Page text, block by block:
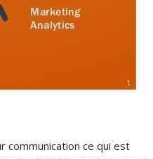
communication ce qui est